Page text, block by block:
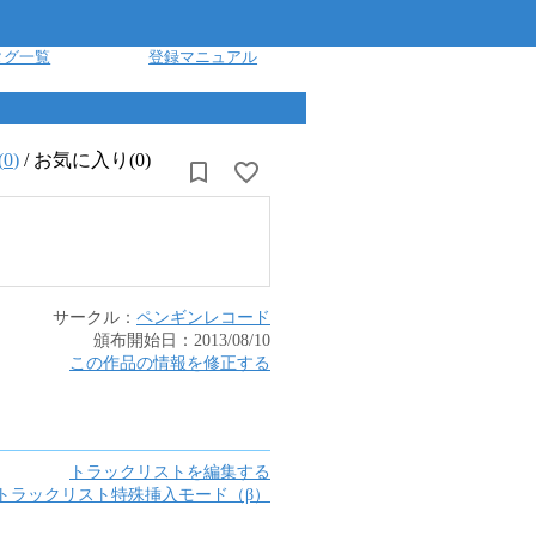
グ一覧 登録マニュアル
0) / お気に入り(0)
サークル： ペンギンレコード
頒布開始日： 2013/08/10
この作品の情報を修正する
トラックリストを編集する
トラックリスト特殊挿入モード（β）